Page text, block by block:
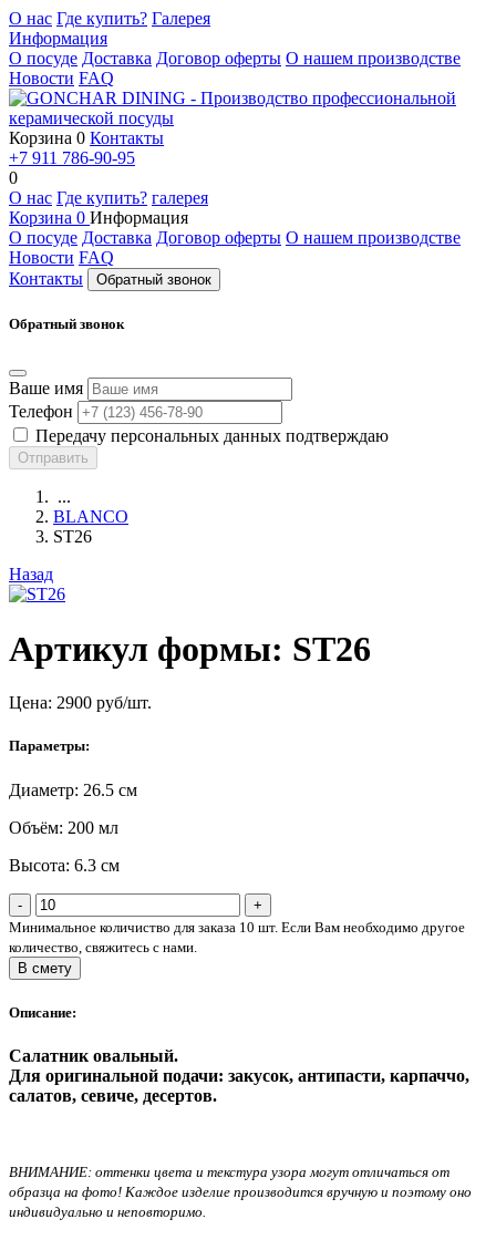
О нас Где купить? Галерея
Информация
О посуде Доставка Договор оферты О нашем производстве
Новости FAQ
Корзина 0 Контакты
+7 911 786-90-95
0
О нас Где купить? галерея
Корзина 0 Информация
О посуде Доставка Договор оферты О нашем производстве
Новости FAQ
Контакты
Обратный звонок
Обратный звонок
Ваше имя
Телефон
Передачу персональных данных подтверждаю
Отправить
...
BLANCO
ST26
Назад
Артикул формы: ST26
Цена: 2900 руб/шт.
Параметры:
Диаметр: 26.5 см
Объём: 200 мл
Высота: 6.3 см
-
+
Минимальное количиство для заказа 10 шт. Если Вам необходимо другое
количество, свяжитесь с нами.
В смету
Описание:
Салатник овальный.
Для оригинальной подачи: закусок, антипасти, карпаччо,
салатов, севиче, десертов.
ВНИМАНИЕ: оттенки цвета и текстура узора могут отличаться от
образца на фото! Каждое изделие производится вручную и поэтому оно
индивидуально и неповторимо.